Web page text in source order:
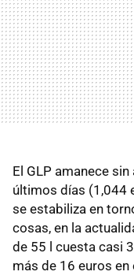
El GLP amanece
últimos días (1,044
se estabiliza en
cosas, en la
de 55 l cuesta casi
más de 16 euros